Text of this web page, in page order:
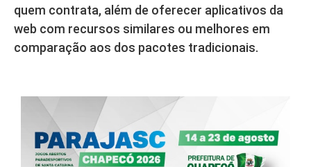
quem contrata, além de oferecer aplicativos da
web com recursos similares ou melhores em
comparação aos dos pacotes tradicionais.